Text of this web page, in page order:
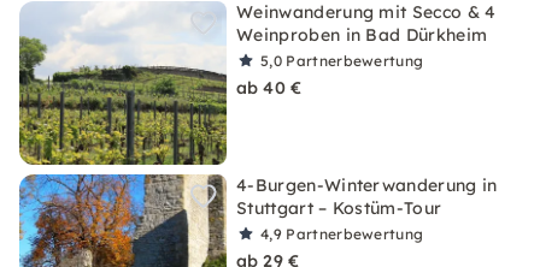
Weinwanderung mit Secco & 4
Weinproben in Bad Dürkheim
5,0 Partnerbewertung
ab 40 €
4-Burgen-Winterwanderung in
Stuttgart – Kostüm-Tour
4,9 Partnerbewertung
ab 29 €